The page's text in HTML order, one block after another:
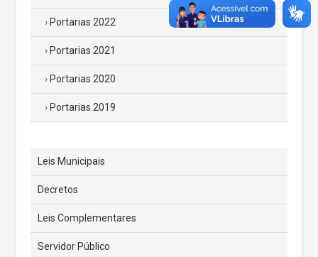
Portarias 2022
Portarias 2021
Portarias 2020
Portarias 2019
Leis Municipais
Decretos
Leis Complementares
Servidor Público